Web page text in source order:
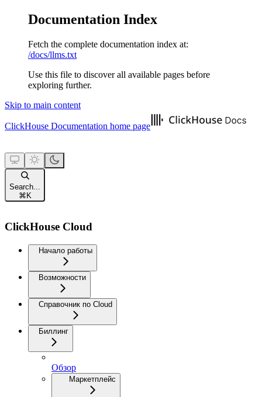
Documentation Index
Fetch the complete documentation index at:
/docs/llms.txt
Use this file to discover all available pages before
exploring further.
Skip to main content
ClickHouse Documentation home page
Search...
⌘ K
ClickHouse Cloud
Начало работы
Возможности
Справочник по Cloud
Биллинг
Обзор
Маркетплейс